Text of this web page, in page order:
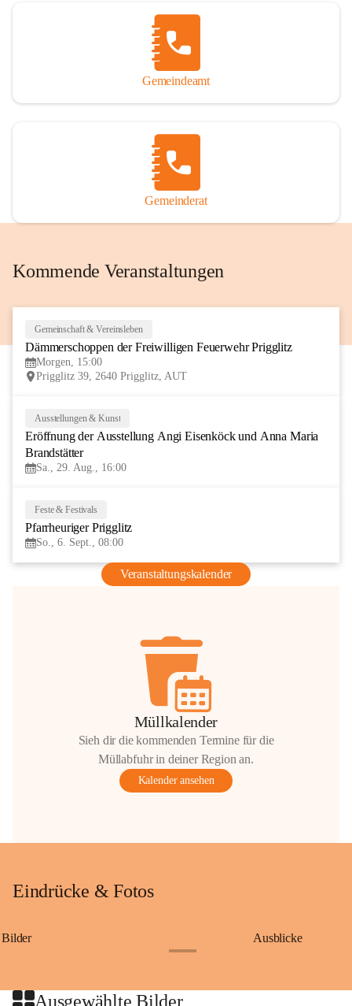
Gemeindeamt
Gemeinderat
Kommende Veranstaltungen
Gemeinschaft & Vereinsleben
Dämmerschoppen der Freiwilligen Feuerwehr Prigglitz
Morgen, 15:00
Prigglitz 39, 2640 Prigglitz, AUT
AUG
Ausstellungen & Kunst
Eröffnung der Ausstellung Angi Eisenköck und Anna Maria
Brandstätter
Sa., 29. Aug., 16:00
Feste & Festivals
Pfarrheuriger Prigglitz
So., 6. Sept., 08:00
Veranstaltungskalender
Müllkalender
Sieh dir die kommenden Termine für die
Müllabfuhr in deiner Region an.
Kalender ansehen
Eindrücke & Fotos
Bilder Ausblicke
Ausgewählte Bilder